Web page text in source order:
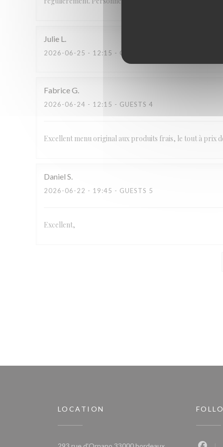
Julie L
2026-06-25 - 12:15 - GUESTS 2
FabriceG
2026-06-24 - 12:15 - GUESTS 4
Excellent menu original aux produits frais, le tout à prix
Daniel S
2026-06-22 - 19:45 - GUESTS 5
Excellent,
LOCATION
((opens in a new